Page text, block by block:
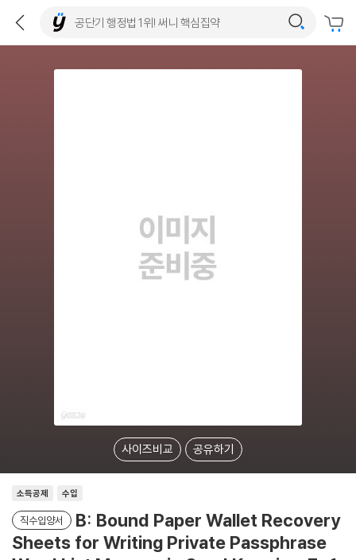
사이즈비교 공유하기
소득공제 수입
직수입양서
B: Bound Paper Wallet Recovery
Sheets for Writing Private Passphrase